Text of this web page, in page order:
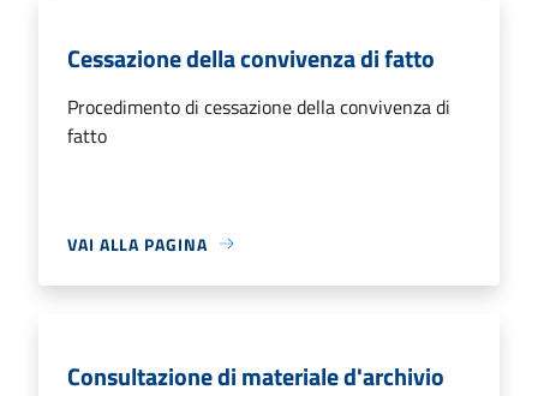
Cessazione della convivenza di fatto
Procedimento di cessazione della convivenza di
fatto
VAI ALLA PAGINA
Consultazione di materiale d'archivio